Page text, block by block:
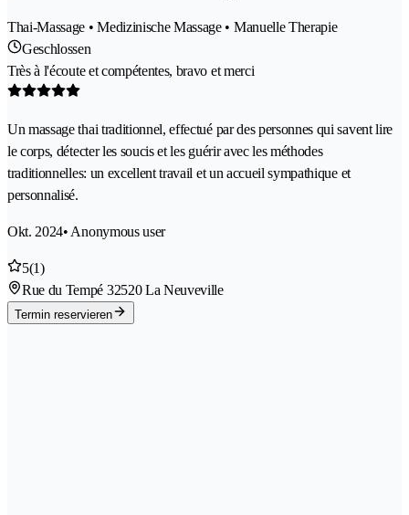
Thai-Massage • Medizinische Massage • Manuelle Therapie
Geschlossen
Très à l'écoute et compétentes, bravo et merci
Un massage thai traditionnel, effectué par des personnes qui savent lire
le corps, détecter les soucis et les guérir avec les méthodes
traditionnelles: un excellent travail et un accueil sympathique et
personnalisé.
Okt. 2024• Anonymous user
5(1)
Rue du Tempé 32520 La Neuveville
Termin reservieren